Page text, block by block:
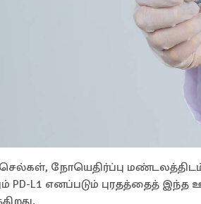
செல்கள், நோயெதிர்ப்பு
PD-L1 எனப்படும் புரதத்தைத்